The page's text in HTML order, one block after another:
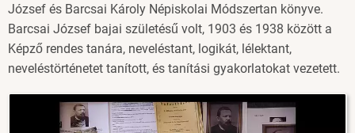
József és Barcsai Károly Népiskolai Módszertan könyve.
Barcsai József bajai születésű volt, 1903 és 1938 között a
Képző rendes tanára, neveléstant, logikát, lélektant,
neveléstörténetet tanított, és tanítási gyakorlatokat vezetett.